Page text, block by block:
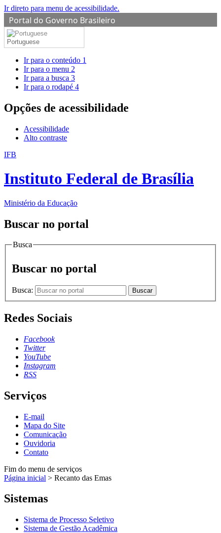
Ir direto para menu de acessibilidade.
Portal do Governo Brasileiro
Portuguese
Ir para o conteúdo 1
Ir para o menu 2
Ir para a busca 3
Ir para o rodapé 4
Opções de acessibilidade
Acessibilidade
Alto contraste
IFB
Instituto Federal de Brasília
Ministério da Educação
Buscar no portal
Busca
Buscar no portal
Busca: Buscar
Redes Sociais
Facebook
Twitter
YouTube
Instagram
RSS
Serviços
E-mail
Mapa do Site
Comunicação
Ouvidoria
Contato
Fim do menu de serviços
Página inicial > Recanto das Emas
Sistemas
Sistema de Processo Seletivo
Sistema de Gestão Acadêmica